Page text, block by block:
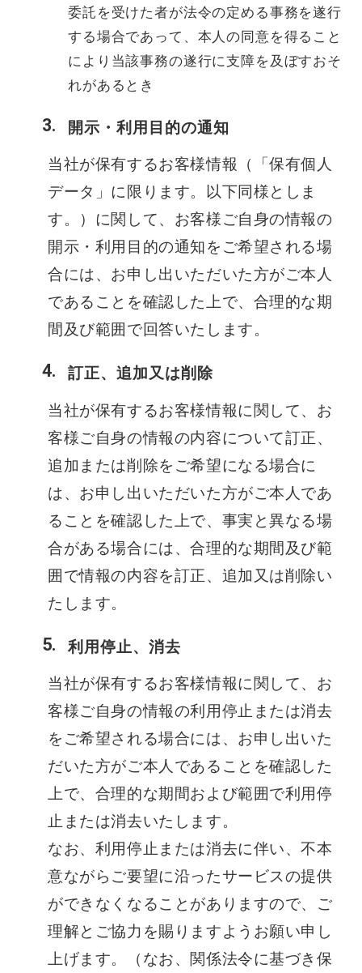
委託を受けた者が法令の定める事務を遂行
する場合であって、本人の同意を得ること
により当該事務の遂行に支障を及ぼすおそ
れがあるとき
開示・利用目的の通知
当社が保有するお客様情報（「保有個人
データ」に限ります。以下同様としま
す。）に関して、お客様ご自身の情報の
開示・利用目的の通知をご希望される場
合には、お申し出いただいた方がご本人
であることを確認した上で、合理的な期
間及び範囲で回答いたします。
訂正、追加又は削除
当社が保有するお客様情報に関して、お
客様ご自身の情報の内容について訂正、
追加または削除をご希望になる場合に
は、お申し出いただいた方がご本人であ
ることを確認した上で、事実と異なる場
合がある場合には、合理的な期間及び範
囲で情報の内容を訂正、追加又は削除い
たします。
利用停止、消去
当社が保有するお客様情報に関して、お
客様ご自身の情報の利用停止または消去
をご希望される場合には、お申し出いた
だいた方がご本人であることを確認した
上で、合理的な期間および範囲で利用停
止または消去いたします。
なお、利用停止または消去に伴い、不本
意ながらご要望に沿ったサービスの提供
ができなくなることがありますので、ご
理解とご協力を賜りますようお願い申し
上げます。（なお、関係法令に基づき保